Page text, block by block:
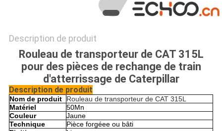
Description de produit
Rouleau de transporteur de CAT 315L
pour des pièces de rechange de train
d'atterrissage de Caterpillar
Description de produit
Nom de produit
Rouleau de transporteur de CAT 315L
Matériel
50Mn
Couleur
Jaune
Technique
Pièce forgéee ou bâti